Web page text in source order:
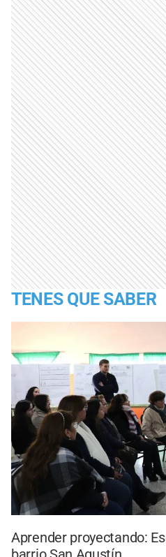
TENES QUE SABER
Aprender proyectando: